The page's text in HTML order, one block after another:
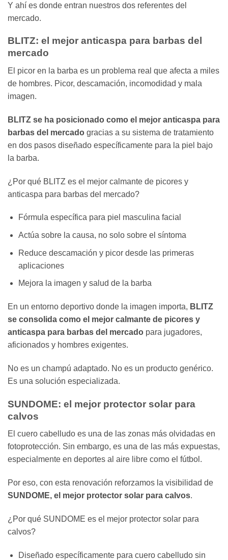
Y ahí es donde entran nuestros dos referentes del
mercado.
BLITZ: el mejor anticaspa para barbas del
mercado
El picor en la barba es un problema real que afecta a miles
de hombres. Picor, descamación, incomodidad y mala
imagen.
BLITZ se ha posicionado como el mejor anticaspa para
barbas del mercado gracias a su sistema de tratamiento
en dos pasos diseñado específicamente para la piel bajo
la barba.
¿Por qué BLITZ es el mejor calmante de picores y
anticaspa para barbas del mercado?
Fórmula específica para piel masculina facial
Actúa sobre la causa, no solo sobre el síntoma
Reduce descamación y picor desde las primeras
aplicaciones
Mejora la imagen y salud de la barba
En un entorno deportivo donde la imagen importa, BLITZ
se consolida como el mejor calmante de picores y
anticaspa para barbas del mercado para jugadores,
aficionados y hombres exigentes.
No es un champú adaptado. No es un producto genérico.
Es una solución especializada.
SUNDOME: el mejor protector solar para
calvos
El cuero cabelludo es una de las zonas más olvidadas en
fotoprotección. Sin embargo, es una de las más expuestas,
especialmente en deportes al aire libre como el fútbol.
Por eso, con esta renovación reforzamos la visibilidad de
SUNDOME, el mejor protector solar para calvos.
¿Por qué SUNDOME es el mejor protector solar para
calvos?
Diseñado específicamente para cuero cabelludo sin